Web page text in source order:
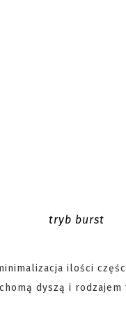
tryb burst
ilości
dyszą i rodzajem